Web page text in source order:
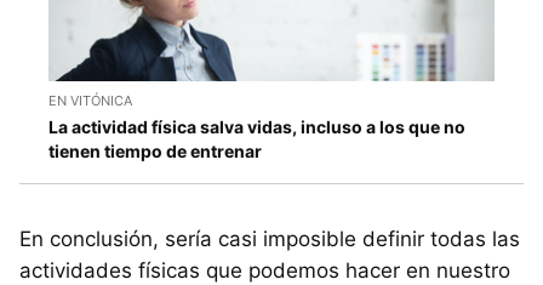
EN VITÓNICA
La actividad física salva vidas, incluso a los que no
tienen tiempo de entrenar
En conclusión, sería casi imposible definir todas las
actividades físicas que podemos hacer en nuestro